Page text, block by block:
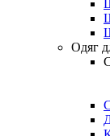
Одяг